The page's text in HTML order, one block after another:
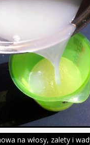
na włosy, zalety i